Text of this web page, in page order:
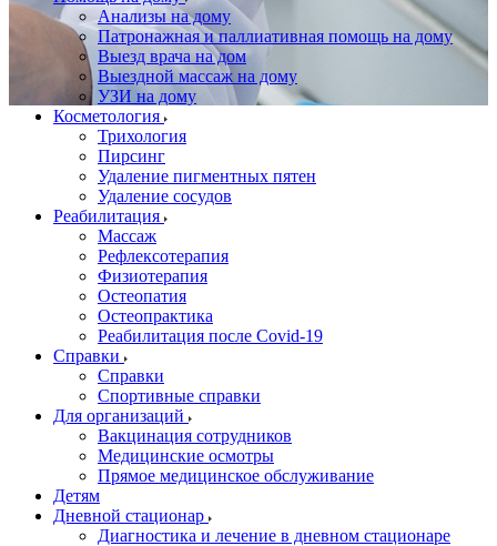
Анализы на дому
Патронажная и паллиативная помощь на дому
Выезд врача на дом
Выездной массаж на дому
УЗИ на дому
Косметология
Трихология
Пирсинг
Удаление пигментных пятен
Удаление сосудов
Реабилитация
Массаж
Рефлексотерапия
Физиотерапия
Остеопатия
Остеопрактика
Реабилитация после Covid-19
Справки
Справки
Спортивные справки
Для организаций
Вакцинация сотрудников
Медицинские осмотры
Прямое медицинское обслуживание
Детям
Дневной стационар
Диагностика и лечение в дневном стационаре